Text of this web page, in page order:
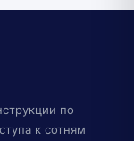
по
к сотням